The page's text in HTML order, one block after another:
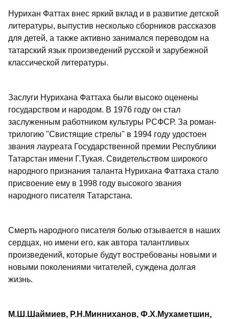
Нурихан Фаттах внес яркий вклад и в развитие детской
литературы, выпустив несколько сборников рассказов
для детей, а также активно занимался переводом на
татарский язык произведений русской и зарубежной
классической литературы.
Заслуги Нурихана Фаттаха были высоко оценены
государством и народом. В 1976 году он стал
заслуженным работником культуры РСФСР. За роман-
трилогию "Свистящие стрелы" в 1994 году удостоен
звания лауреата Государственной премии Республики
Татарстан имени Г.Тукая. Свидетельством широкого
народного признания таланта Нурихана Фаттаха стало
присвоение ему в 1998 году высокого звания
народного писателя Татарстана.
Смерть народного писателя болью отзывается в наших
сердцах, но имени его, как автора талантливых
произведений, которые будут востребованы новыми и
новыми поколениями читателей, суждена долгая
жизнь.
М.Ш.Шаймиев, Р.Н.Минниханов, Ф.Х.Мухаметшин,